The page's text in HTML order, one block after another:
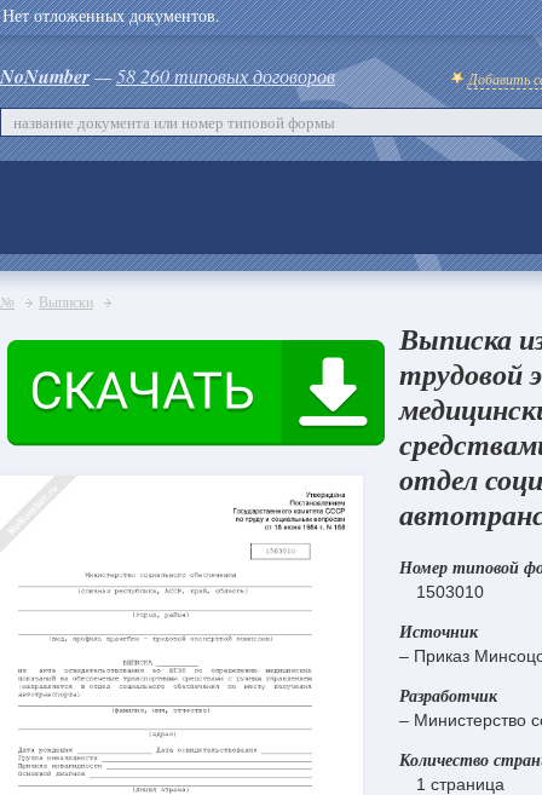
Нет отложенных документов.
NoNumber—58 260 типовых договоров Добавить
№ Выписки
Выписка
трудовой
отдел
Номер типовой
1503010
Источник
– Приказ
Разработчик
– Министерство
Количество
1 страница